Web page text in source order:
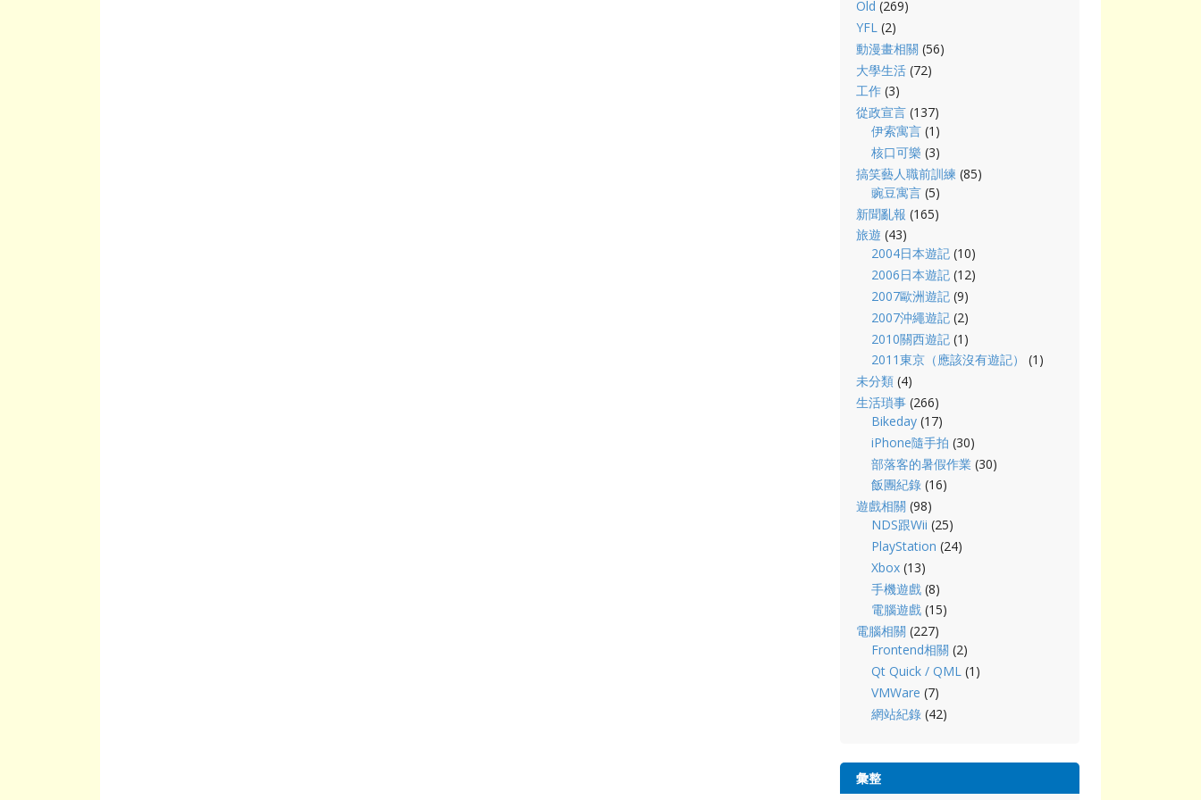
Old (269)
YFL(2)
動漫畫相關 (56)
大學生活(72)
工作(3)
從政宣言(137)
伊索寓言 (1)
核口可樂 (3)
搞笑藝人職前訓練 (85)
豌豆寓言 (5)
新聞亂報 (165)
旅遊 (43)
2004日本遊記 (10)
2006日本遊記 (12)
2007歐洲遊記 (9)
2007沖繩遊記 (2)
2010關西遊記 (1)
2011東京（應該沒有遊記）
(1)
未分類(4)
生活瑣事(266)
Bikeday (17)
iPhone隨手拍 (30)
部落客的暑假作業 (30)
飯團紀錄 (16)
遊戲相關 (98)
NDS跟Wii (25)
PlayStation (24)
Xbox (13)
手機遊戲 (8)
電腦遊戲 (15)
電腦相關 (227)
Frontend相關 (2)
Qt Quick / QML (1)
VMWare (7)
網站紀錄 (42)
彙整